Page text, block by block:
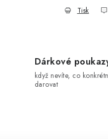
Tisk
Dárkové
když nevíte, co
darovat